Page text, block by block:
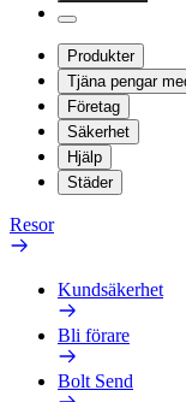
Produkter
Tjäna pengar
Företag
Säkerhet
Hjälp
Städer
Resor
Kundsäkerhet
Bli förare
Bolt Send